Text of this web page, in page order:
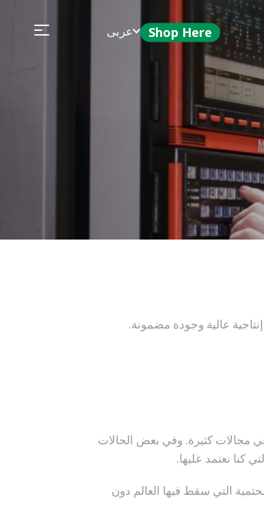
Shop Here عربى
مجالات كثيرة. وفي بعض الحالات
كنا نعتمد عليها.
التي سقط فيها العالم دون